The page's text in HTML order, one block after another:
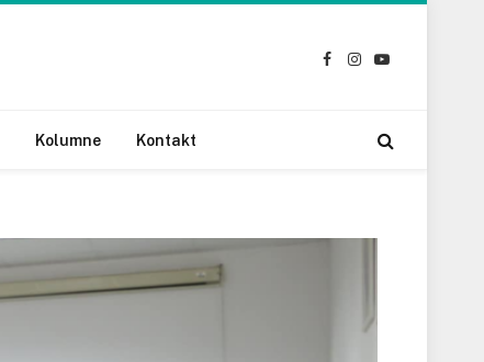
Facebook
Instagram
YouTube
Kolumne Kontakt